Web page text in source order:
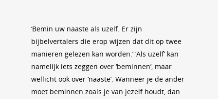
‘Bemin uw naaste als uzelf. Er zijn
bijbelvertalers die erop wijzen dat dit op twee
manieren gelezen kan worden.’ ‘Als uzelf’ kan
namelijk iets zeggen over ‘beminnen’, maar
wellicht ook over ‘naaste’. Wanneer je de ander
moet beminnen zoals je van jezelf houdt, dan